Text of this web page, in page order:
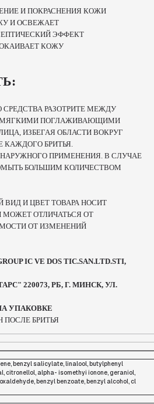
И ПОКРАСНЕНИЯ КОЖИ
И ОСВЕЖАЕТ
ЭФФЕКТ
КОЖУ
РАЗОТРИТЕ МЕЖДУ
МЯГКИМИ ПОГЛАЖИВАЮЩИМИ
ИЗБЕГАЯ ОБЛАСТИ ВОКРУГ
КАЖДОГО БРИТЬЯ.
ПРИМЕНЕНИЯ. В СЛУЧАЕ
БОЛЬШИМ КОЛИЧЕСТВОМ
ВИД И ЦВЕТ ТОВАРА НОСИТ
МОЖЕТ ОТЛИЧАТЬСЯ ОТ
ОТ ИЗМЕНЕНИЙ
IC VE DOS TIC.SAN.LTD.STI,
220073, РБ, Г. МИНСК, УЛ.
УПАКОВКЕ
ПОСЛЕ БРИТЬЯ
benzyl salicylate, linalool, butylphenyl
citronellol, alpha- isomethyi ionone, geraniol,
benzyl benzoate, benzyl alcohol, cl